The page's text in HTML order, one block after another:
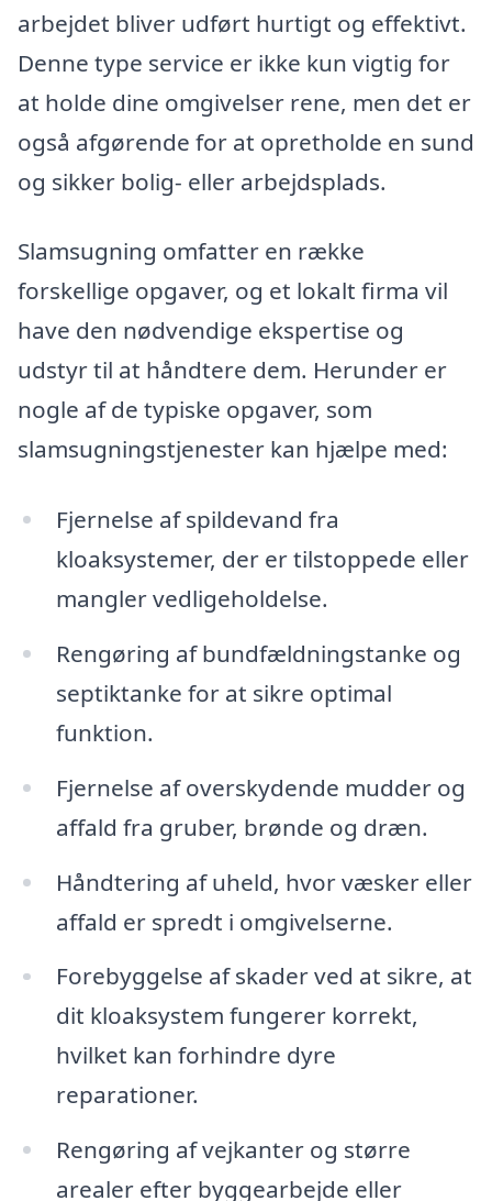
arbejdet bliver udført hurtigt og effektivt.
Denne type service er ikke kun vigtig for
at holde dine omgivelser rene, men det er
også afgørende for at opretholde en sund
og sikker bolig- eller arbejdsplads.
Slamsugning omfatter en række
forskellige opgaver, og et lokalt firma vil
have den nødvendige ekspertise og
udstyr til at håndtere dem. Herunder er
nogle af de typiske opgaver, som
slamsugningstjenester kan hjælpe med:
Fjernelse af spildevand fra
kloaksystemer, der er tilstoppede eller
mangler vedligeholdelse.
Rengøring af bundfældningstanke og
septiktanke for at sikre optimal
funktion.
Fjernelse af overskydende mudder og
affald fra gruber, brønde og dræn.
Håndtering af uheld, hvor væsker eller
affald er spredt i omgivelserne.
Forebyggelse af skader ved at sikre, at
dit kloaksystem fungerer korrekt,
hvilket kan forhindre dyre
reparationer.
Rengøring af vejkanter og større
arealer efter byggearbejde eller